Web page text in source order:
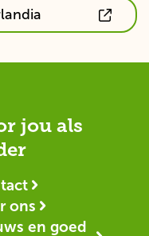
jou als
ons
en goed